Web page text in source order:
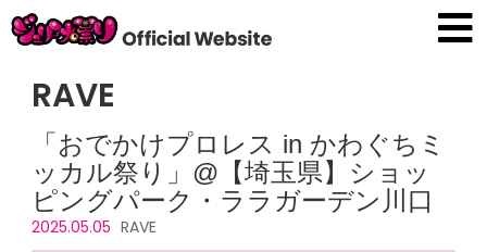
RAVE
「おでかけプロレス in かわぐちミ
ッカル祭り」@【埼玉県】ショッ
ピングパーク・ララガーデン川口
2025.05.05 RAVE